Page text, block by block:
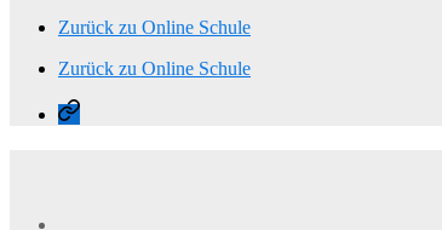
Zurück zu Online Schule
Zurück zu Online Schule
Zurück
zu